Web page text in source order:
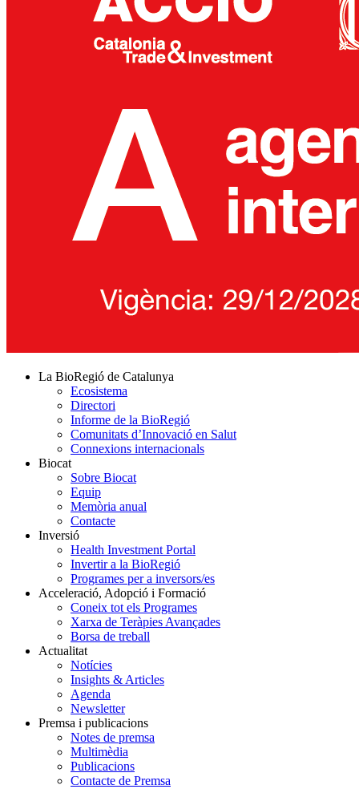
La BioRegió de Catalunya
Ecosistema
Directori
Informe de la BioRegió
Comunitats d’Innovació en Salut
Connexions internacionals
Biocat
Sobre Biocat
Equip
Memòria anual
Contacte
Inversió
Health Investment Portal
Invertir a la BioRegió
Programes per a inversors/es
Acceleració, Adopció i Formació
Coneix tot els Programes
Xarxa de Teràpies Avançades
Borsa de treball
Actualitat
Notícies
Insights & Articles
Agenda
Newsletter
Premsa i publicacions
Notes de premsa
Multimèdia
Publicacions
Contacte de Premsa